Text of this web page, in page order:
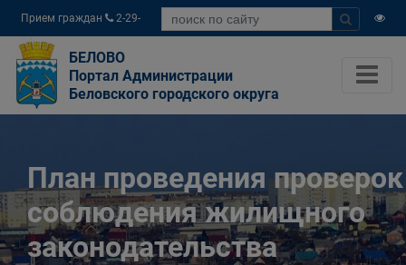
Прием граждан
2-29-
04
БЕЛОВО
Портал Администрации
Беловского городского округа
План проведения проверок
соблюдения жилищного
законодательства